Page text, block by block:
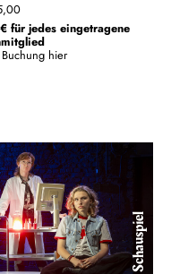
für jedes eingetragene
hier
Schauspiel